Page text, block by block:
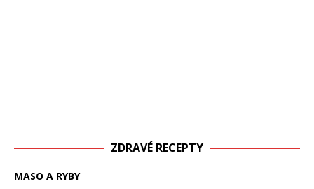
ZDRAVÉ RECEPTY
MASO A RYBY